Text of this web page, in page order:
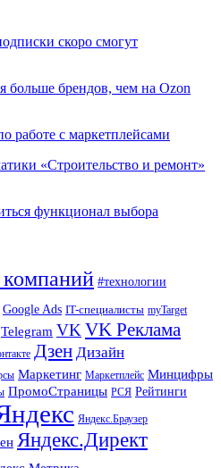
скоро смогут
больше брендов, чем на Ozon
работе с маркетплейсами
«Строительство и ремонт»
функционал выбора
компаний #технологии
Google Ads IT-специалисты myTarget
Telegram VK VK Реклама
Дзен Дизайн
Маркетинг Маркетплейс Минцифры
ПромоСтраницы РСЯ Рейтинги
Яндекс.Браузер
Яндекс.Директ